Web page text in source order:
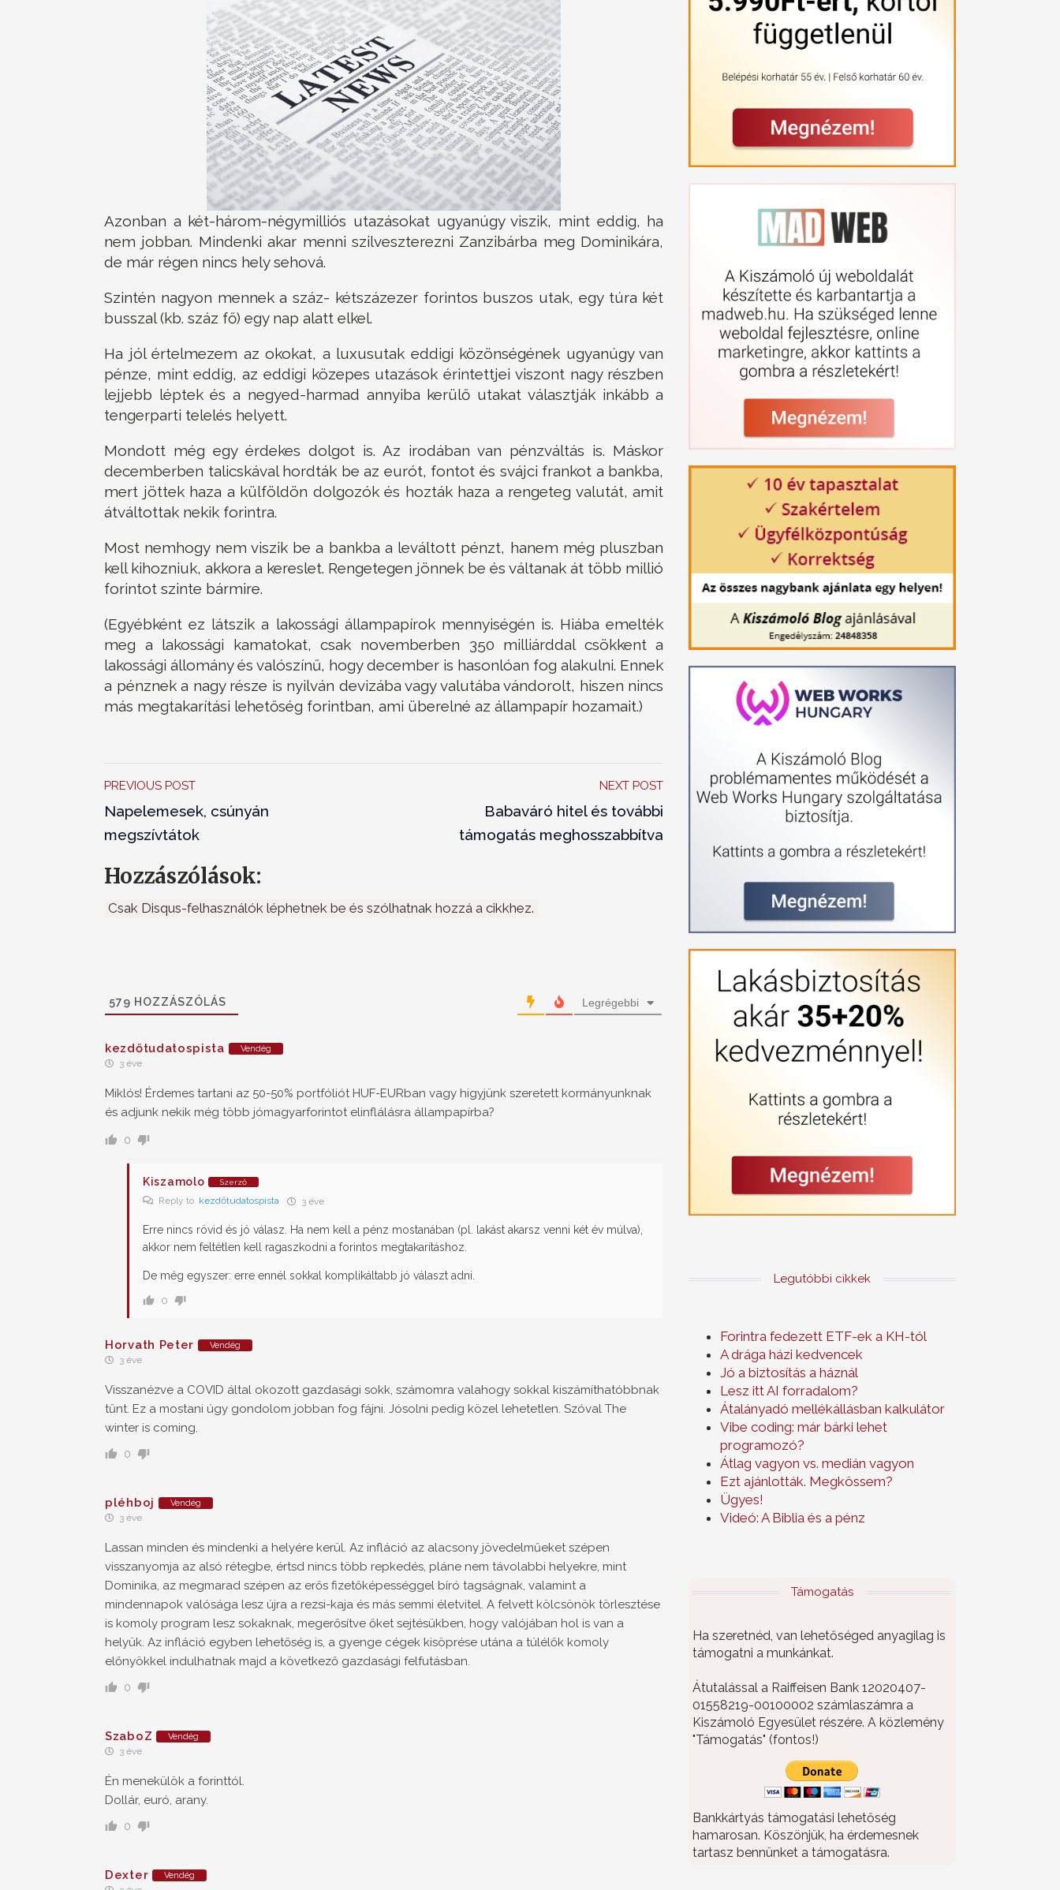
Azonban a két-három-négymilliós utazásokat ugyanúgy viszik, mint eddig, ha
nem jobban. Mindenki akar menni szilveszterezni Zanzibárba meg Dominikára,
de már régen nincs hely sehová.
Szintén nagyon mennek a száz- kétszázezer forintos buszos utak, egy túra két
busszal (kb. száz fő) egy nap alatt elkel.
Ha jól értelmezem az okokat, a luxusutak eddigi közönségének ugyanúgy van
pénze, mint eddig, az eddigi közepes utazások érintettjei viszont nagy részben
lejjebb léptek és a negyed-harmad annyiba kerülő utakat választják inkább a
tengerparti telelés helyett.
Mondott még egy érdekes dolgot is. Az irodában van pénzváltás is. Máskor
decemberben talicskával hordták be az eurót, fontot és svájci frankot a bankba,
mert jöttek haza a külföldön dolgozók és hozták haza a rengeteg valutát, amit
átváltottak nekik forintra.
Most nemhogy nem viszik be a bankba a leváltott pénzt, hanem még pluszban
kell kihozniuk, akkora a kereslet. Rengetegen jönnek be és váltanak át több millió
forintot szinte bármire.
(Egyébként ez látszik a lakossági állampapírok mennyiségén is. Hiába emelték
meg a lakossági kamatokat, csak novemberben 350 milliárddal csökkent a
lakossági állomány és valószínű, hogy december is hasonlóan fog alakulni. Ennek
a pénznek a nagy része is nyilván devizába vagy valutába vándorolt, hiszen nincs
más megtakarítási lehetőség forintban, ami überelné az állampapír hozamait.)
PREVIOUS POST
Napelemesek, csúnyán
megszívtátok
NEXT POST
Babaváró hitel és további
támogatás meghosszabbítva
Hozzászólások:
Csak Disqus-felhasználók léphetnek be és szólhatnak hozzá a cikkhez.
579 HOZZÁSZÓLÁS Legrégebbi
kezdőtudatospista Vendég
3 éve
Miklós! Érdemes tartani az 50-50% portfóliót HUF-EURban vagy higyjünk szeretett kormányunknak
és adjunk nekik még több jómagyarforintot elinflálásra állampapírba?
0
Kiszamolo Szerző
Reply to kezdőtudatospista 3 éve
Erre nincs rövid és jó válasz. Ha nem kell a pénz mostanában (pl. lakást akarsz venni két év múlva),
akkor nem feltétlen kell ragaszkodni a forintos megtakarításhoz.
De még egyszer: erre ennél sokkal komplikáltabb jó választ adni.
0
Horvath Peter Vendég
3 éve
Visszanézve a COVID által okozott gazdasági sokk, számomra valahogy sokkal kiszámíthatóbbnak
tűnt. Ez a mostani úgy gondolom jobban fog fájni. Jósolni pedig közel lehetetlen. Szóval The
winter is coming.
0
pléhboj Vendég
3 éve
Lassan minden és mindenki a helyére kerül. Az infláció az alacsony jövedelműeket szépen
visszanyomja az alsó rétegbe, értsd nincs több repkedés, pláne nem távolabbi helyekre, mint
Dominika, az megmarad szépen az erős fizetőképességgel bíró tagságnak, valamint a
mindennapok valósága lesz újra a rezsi-kaja és más semmi életvitel. A felvett kölcsönök törlesztése
is komoly program lesz sokaknak, megerősítve őket sejtésükben, hogy valójában hol is van a
helyük. Az infláció egyben lehetőség is, a gyenge cégek kisöprése utána a túlélők komoly
előnyökkel indulhatnak majd a következő gazdasági felfutásban.
0
SzaboZ Vendég
3 éve
Én menekülök a forinttól.
Dollár, euró, arany.
0
Dexter Vendég
Legutóbbi cikkek
Forintra fedezett ETF-ek a KH-tól
A drága házi kedvencek
Jó a biztosítás a háznál
Lesz itt AI forradalom?
Átalányadó mellékállásban kalkulátor
Vibe coding: már bárki lehet
programozó?
Átlag vagyon vs. medián vagyon
Ezt ajánlották. Megkössem?
Ügyes!
Videó: A Biblia és a pénz
Támogatás
Ha szeretnéd, van lehetőséged anyagilag is
támogatni a munkánkat.
Átutalással a Raiffeisen Bank 12020407-
01558219-00100002 számlaszámra a
Kiszámoló Egyesület részére. A közlemény
"Támogatás" (fontos!)
Bankkártyás támogatási lehetőség
hamarosan. Köszönjük, ha érdemesnek
tartasz bennünket a támogatásra.